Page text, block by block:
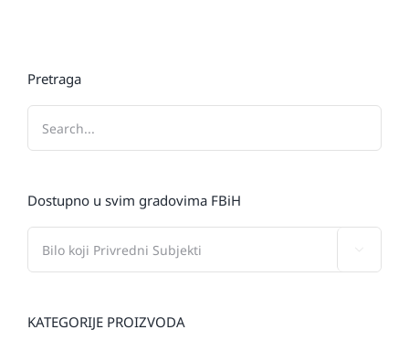
Pretraga
Dostupno u svim gradovima FBiH
KATEGORIJE PROIZVODA